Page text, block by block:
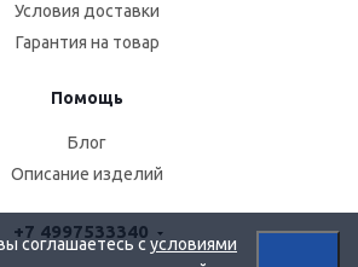
Условия доставки
Гарантия на товар
Помощь
Блог
Описание изделий
+7 4997533340
соглашаетесь сусловиями